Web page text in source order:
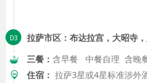
拉萨市区：布达拉宫，大昭寺
三餐： 含早餐 中餐自理 含晚
住宿： 拉萨3星或4星标准涉外